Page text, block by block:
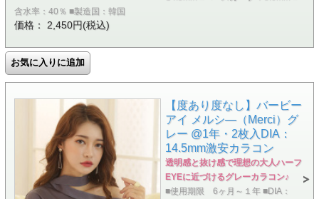
含水率：40％ ■製造国：韓国
価格： 2,450円(税込)
【度あり度なし】バービー
アイ メルシ―（Merci）グ
レー @1年・2枚入DIA：
14.5mm激安カラコン
透明感と抜け感で理想の大人ハーフ
EYEに近づけるグレーカラコン♪
■使用期限 6ヶ月～１年 ■DIA：